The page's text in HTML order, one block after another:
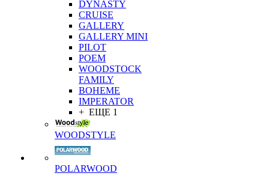
DYNASTY
CRUISE
GALLERY
GALLERY MINI
PILOT
POEM
WOODSTOCK
FAMILY
BOHEME
IMPERATOR
+ ЕЩЕ 1
WOODSTYLE
POLARWOOD